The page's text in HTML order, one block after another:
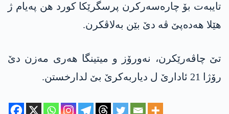
تایبەت بۆ چارەسەرکرن پرسگرێکا کورد ھن پەیام ژ
ھێلا ھەدەپێ ڤە دێ بێن بەلاڤکرن.
تێ چاڤەرێکرن، نەورۆز و میتینگا ھەری مەزن دێ
رۆژا 21 ئادارێ ل دیاربەکرێ بێ لدارخستن.